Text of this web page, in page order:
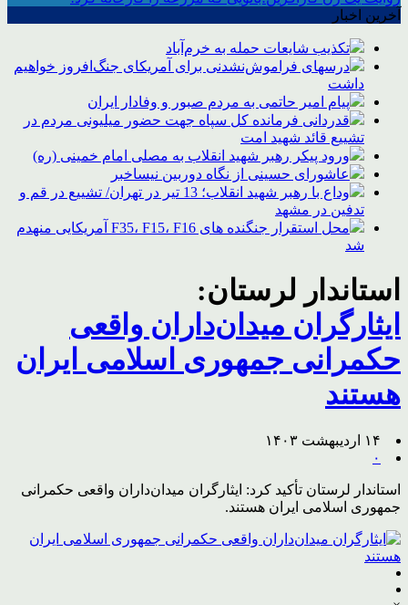
آخرین اخبار
تکذیب شایعات حمله به خرم‌آباد
درسهای فراموش‌نشدنی برای آمریکای جنگ‌افروز خواهیم
داشت
پیام امیر حاتمی به مردم صبور و وفادار ایران
قدردانی فرمانده کل سپاه جهت حضور میلیونی مردم در
تشییع قائد شهید امت
ورود پیکر رهبر شهید انقلاب به مصلی امام خمینی (ره)
عاشورای حسینی از نگاه دوربین نیساخبر
وداع با رهبر شهید انقلاب؛ 13 تیر در تهران/ تشییع در قم و
تدفین در مشهد
محل استقرار جنگنده های F35، F15، F16 آمریکایی منهدم
شد
استاندار لرستان:
ایثارگران میدان‌داران واقعی
حکمرانی جمهوری اسلامی ایران
هستند
۱۴ اردیبهشت ۱۴۰۳
۰
استاندار لرستان تأکید کرد: ایثارگران میدان‌داران واقعی حکمرانی
جمهوری اسلامی ایران هستند.